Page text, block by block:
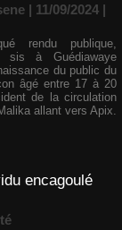
| 11/09/2024 |
rendu publique,
sis à Guédiawaye
du public du
âgé entre 17 à 20
de la circulation
allant vers Apix.
encagoulé